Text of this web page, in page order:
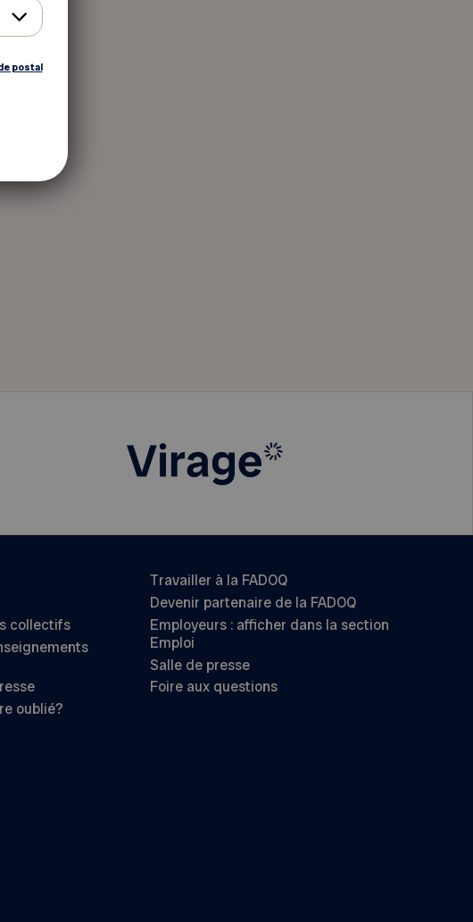
collectifs
oublié?
Travailler à la FADOQ
Devenir partenaire de la FADOQ
Employeurs : afficher dans la section
Emploi
Salle de presse
Foire aux questions
postal